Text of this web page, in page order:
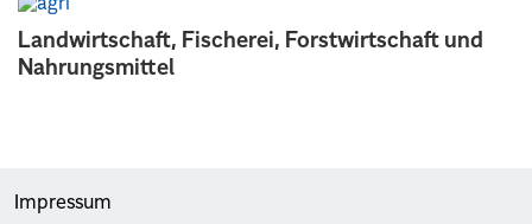
Landwirtschaft, Fischerei, Forstwirtschaft und
Nahrungsmittel
Impressum